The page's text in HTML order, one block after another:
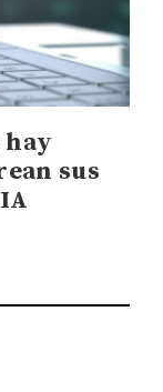
hay
sus